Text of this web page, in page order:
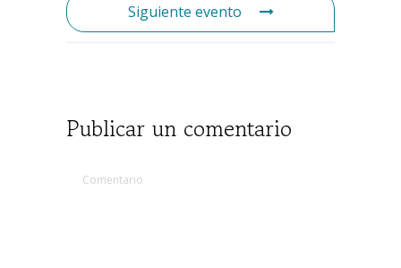
Siguiente evento
Publicar un comentario